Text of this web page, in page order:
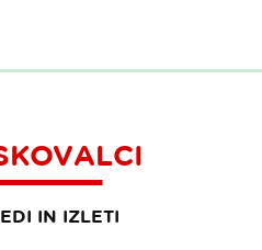
IN IZLETI